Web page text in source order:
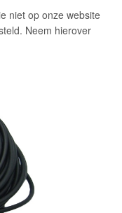
niet op onze website
Neem hierover